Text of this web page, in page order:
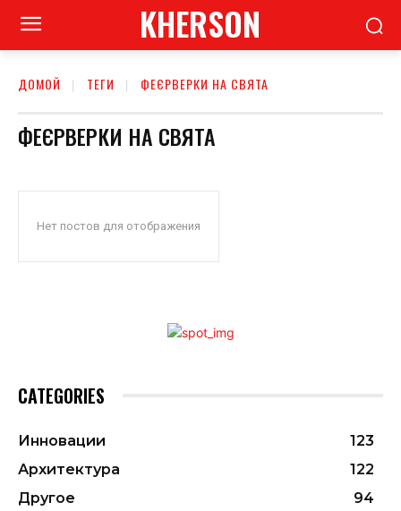
KHERSON
ДОМОЙ ТЕГИ ФЕЄРВЕРКИ НА СВЯТА
ФЕЄРВЕРКИ НА СВЯТА
Нет постов для отображения
CATEGORIES
Инновации
123
Архитектура
122
Другое
94